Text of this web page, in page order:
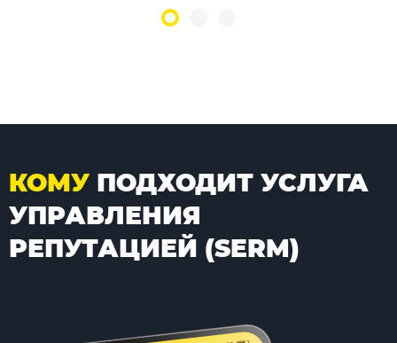
КОМУПОДХОДИТ УСЛУГА
УПРАВЛЕНИЯ
РЕПУТАЦИЕЙ (SERM)